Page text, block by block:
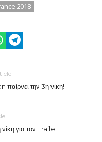
2018
παίρνει την 3η νίκη!
για τον Fraile